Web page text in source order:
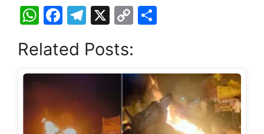
W
at
s
A
p
p
F
c
e
b
o
o
T
e
gr
m
X
C
y
Li
n
k
e
Related Posts: